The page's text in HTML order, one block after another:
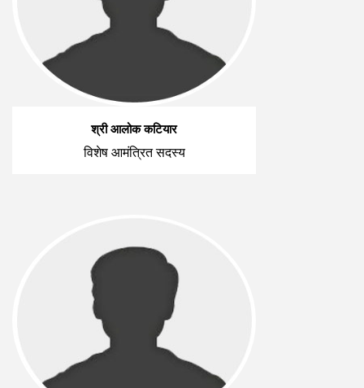
श्री आलोक कटियार
विशेष आमंत्रित सदस्य